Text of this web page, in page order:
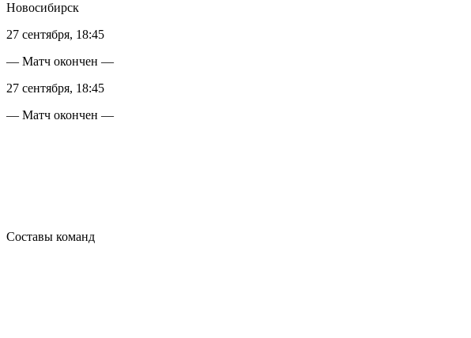
Новосибирск
27 сентября, 18:45
— Матч окончен —
27 сентября, 18:45
— Матч окончен —
Составы команд